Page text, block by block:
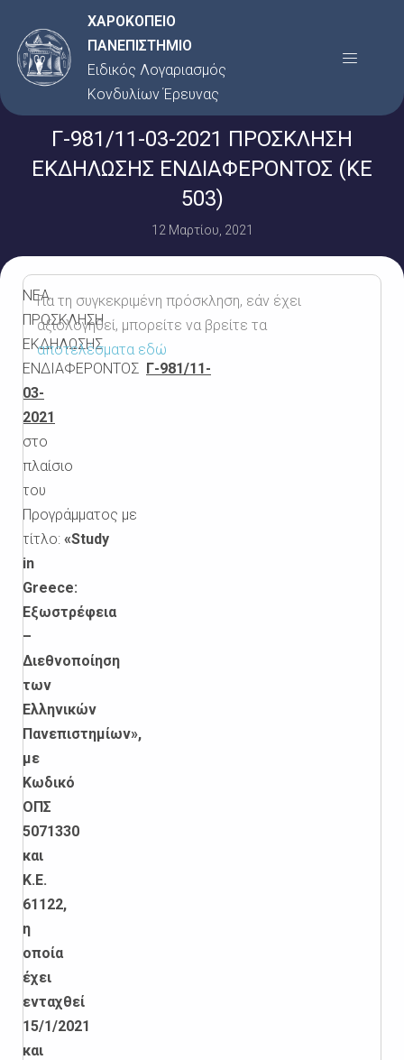
στο
περιεχόμενο
ΧΑΡΟΚΟΠΕΙΟ
ΠΑΝΕΠΙΣΤΗΜΙΟ
Ειδικός Λογαριασμός
Κονδυλίων Έρευνας
Menu
Γ-981/11-03-2021 ΠΡΟΣΚΛΗΣΗ
ΕΚΔΗΛΩΣΗΣ ΕΝΔΙΑΦΕΡΟΝΤΟΣ (KE
503)
12 Μαρτίου, 2021
ΝΕΑ
ΠΡΟΣΚΛΗΣΗ
ΕΚΔΗΛΩΣΗΣ
ΕΝΔΙΑΦΕΡΟΝΤΟΣ Γ-981/11-
03-
2021
στο
πλαίσιο
του
Προγράμματος με
τίτλο: «Study
in
Greece:
Εξωστρέφεια
–
Διεθνοποίηση
των
Ελληνικών
Πανεπιστημίων»,
με
Κωδικό
ΟΠΣ
5071330
και
Κ.Ε.
61122,
η
οποία
έχει
ενταχθεί
15/1/2021
και
Για τη συγκεκριμένη πρόσκληση, εάν έχει
αξιολογηθεί, μπορείτε να βρείτε τα
αποτελέσματα εδώ